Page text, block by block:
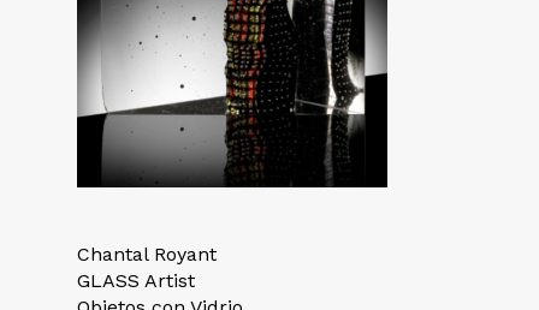
Chantal Royant
GLASS Artist